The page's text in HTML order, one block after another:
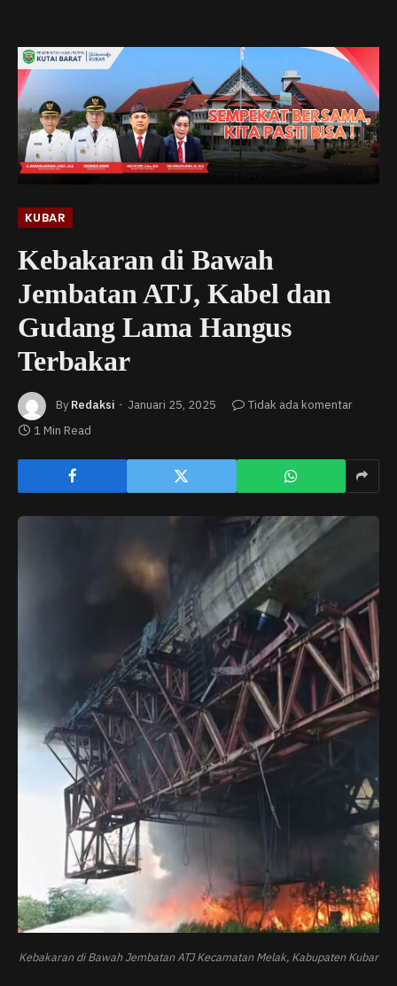
KUBAR
Kebakaran di Bawah
Jembatan ATJ, Kabel dan
Gudang Lama Hangus
Terbakar
By Redaksi Januari 25, 2025
Tidak ada komentar
1 Min Read
Kebakaran di Bawah Jembatan ATJ Kecamatan Melak, Kabupaten Kubar